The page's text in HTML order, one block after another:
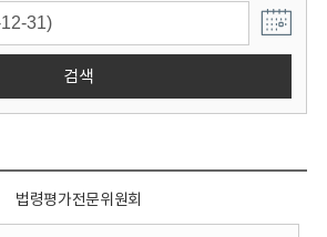
검색
법령평가전문위원회